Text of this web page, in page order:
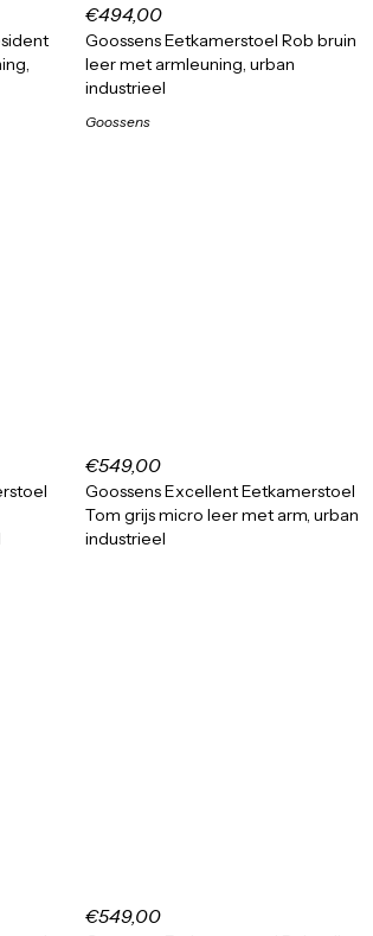
€494,00
Goossens Eetkamerstoel Rob bruin
leer met armleuning, urban
industrieel
Goossens
€549,00
Goossens Excellent Eetkamerstoel
Tom grijs micro leer met arm, urban
industrieel
€549,00